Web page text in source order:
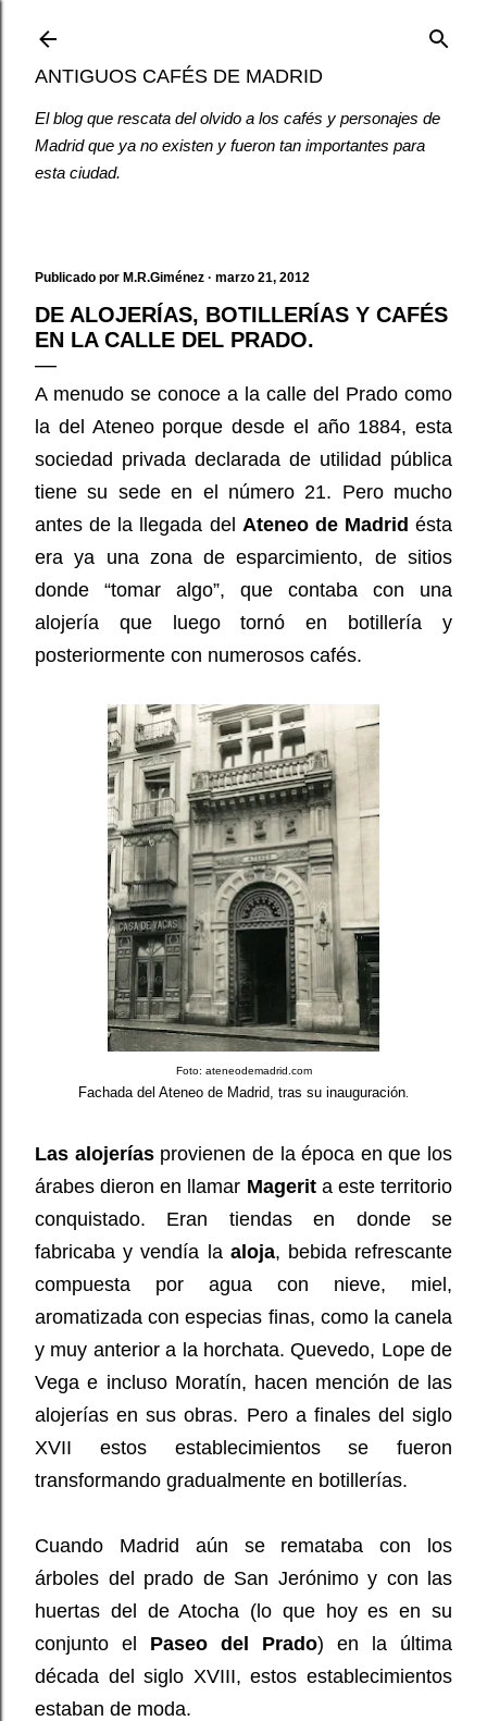
ANTIGUOS CAFÉS DE MADRID
El blog que rescata del olvido a los cafés y personajes de
Madrid que ya no existen y fueron tan importantes para
esta ciudad.
Publicado por M.R.Giménez marzo 21, 2012
DE ALOJERÍAS, BOTILLERÍAS Y CAFÉS
EN LA CALLE DEL PRADO.
A menudo se conoce a la calle del Prado como
la del Ateneo porque desde el año 1884, esta
sociedad privada declarada de utilidad pública
tiene su sede en el número 21. Pero mucho
antes de la llegada del Ateneo de Madrid ésta
era ya una zona de esparcimiento, de sitios
donde “tomar algo”, que contaba con una
alojería que luego tornó en botillería y
posteriormente con numerosos cafés.
Foto: ateneodemadrid.com
Fachada del Ateneo de Madrid, tras su inauguración
Las alojeríasprovienen de la época en que los
árabes dieron en llamar Magerita este territorio
conquistado. Eran tiendas en donde se
fabricaba y vendía la aloja, bebida refrescante
compuesta por agua con nieve, miel,
aromatizada con especias finas, como la canela
y muy anterior a la horchata. Quevedo, Lope de
Vega e incluso Moratín, hacen mención de las
alojerías en sus obras. Pero a finales del siglo
XVII estos establecimientos se fueron
transformando gradualmente en botillerías.
Cuando Madrid aún se remataba con los
árboles del prado de San Jerónimo y con las
huertas del de Atocha (lo que hoy es en su
conjunto el Paseo del Prado) en la última
década del siglo XVIII, estos establecimientos
estaban de moda.